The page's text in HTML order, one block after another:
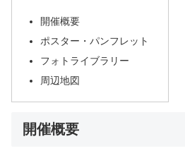
開催概要
ポスター・パンフレット
フォトライブラリー
周辺地図
開催概要